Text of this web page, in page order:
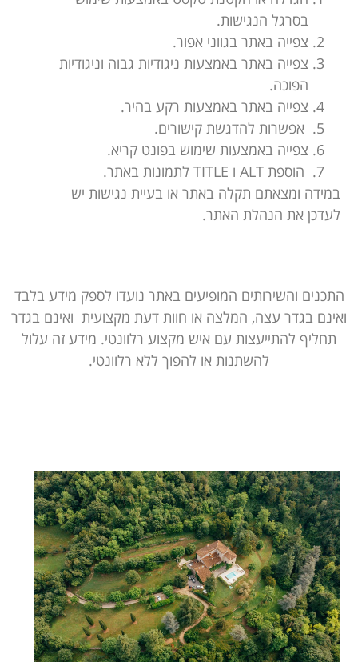
בסרגל הנגישות.
צפייה באתר בגווני אפור.
צפייה באתר באמצעות ניגודיות גבוה וניגודיות
הפוכה.
צפייה באתר באמצעות רקע בהיר.
אפשרות להדגשת קישורים.
צפייה באמצעות שימוש בפונט קריא.
הוספת ALT ו TITLE לתמונות באתר.
במידה ומצאתם תקלה באתר או בעיית נגישות יש
לעדכן את הנהלת האתר.
התכנים והשירותים המופיעים באתר נועדו לספק מידע בלבד
ואינם בגדר עצה, המלצה או חוות דעת מקצועית ואינם בגדר
תחליף להתייעצות עם איש מקצוע רלוונטי. מידע זה עלול
להשתנות או להפוך ללא רלוונטי.